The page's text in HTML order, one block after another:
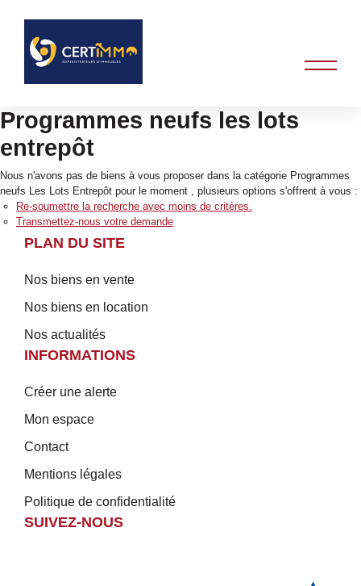
Programmes neufs les lots
entrepôt
Nous n'avons pas de biens à vous proposer dans la catégorie Programmes
neufs Les Lots Entrepôt pour le moment , plusieurs options s'offrent à vous :
Re-soumettre la recherche avec moins de critères.
Transmettez-nous votre demande
PLAN DU SITE
Nos biens en vente
Nos biens en location
Nos actualités
INFORMATIONS
Créer une alerte
Mon espace
Contact
Mentions légales
Politique de confidentialité
SUIVEZ-NOUS